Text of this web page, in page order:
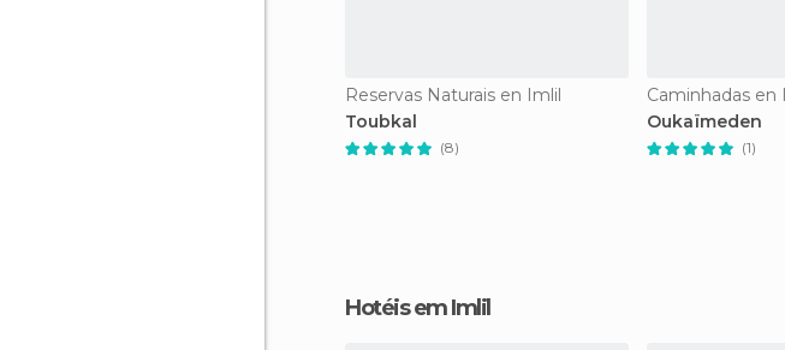
Reservas Naturais en Imlil
Toubkal
(8)
Caminhadas en
Oukaïmeden
(1)
Hotéis em Imlil